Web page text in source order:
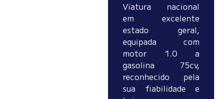
Viatura nacional
em excelente
estado geral,
equipada com
motor 1.0 a
gasolina 75cv,
reconhecido pela
sua fiabilidade e